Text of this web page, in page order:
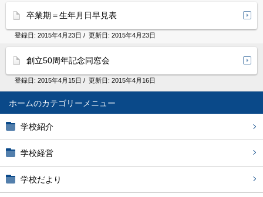
ホーム
学校紹介
学校経営
学校だより
卒業期＝生年月日早見表
登録日: 2015年4月23日 / 更新日: 2015年4月23日
創立50周年記念同窓会
登録日: 2015年4月15日 / 更新日: 2015年4月16日